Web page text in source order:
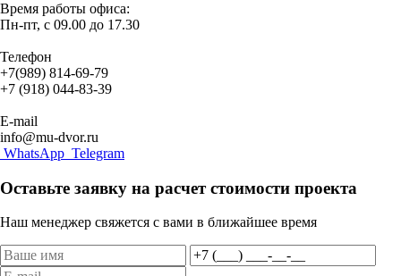
Время работы офиса:
Пн-пт, с 09.00 до 17.30
Телефон
+7(989) 814-69-79
+7 (918) 044-83-39
E-mail
info@mu-dvor.ru
WhatsApp Telegram
Оставьте заявку на расчет стоимости проекта
Наш менеджер свяжется с вами в ближайшее время